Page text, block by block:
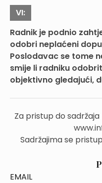
VI:
Radnik je podnio
odobri neplaćeni
Poslodavac se tome
smije li radniku
objektivno gledajući,
Za pristup do
Sadržajima se
EMAIL